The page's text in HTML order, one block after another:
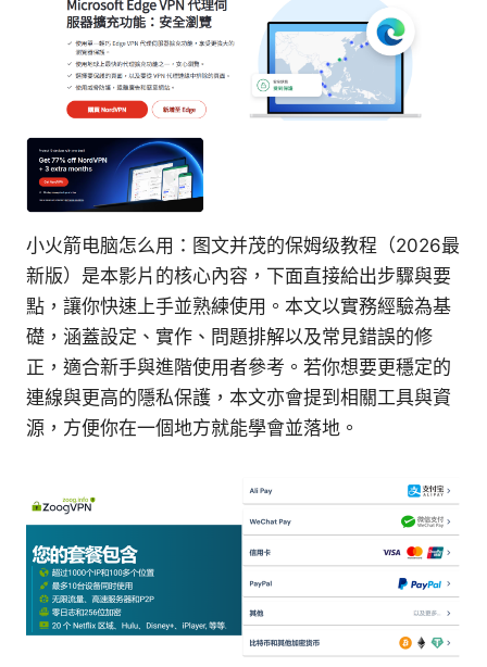
小火箭电脑怎么用：图文并茂的保姆级教程（2026最
新版）是本影片的核心內容，下面直接給出步驟與要
點，讓你快速上手並熟練使用。本文以實務經驗為基
礎，涵蓋設定、實作、問題排解以及常見錯誤的修
正，適合新手與進階使用者參考。若你想要更穩定的
連線與更高的隱私保護，本文亦會提到相關工具與資
源，方便你在一個地方就能學會並落地。